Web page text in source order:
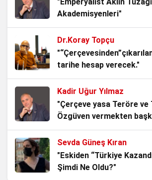
GÜVENLİK VE TERÖRİZM
POLİTİKASININ TÜRKİYE’YE OLASI
2 yıl önce
Ardındaki Güçler
2 yıl önce
2 yıl önce
BÖLGESEL ÇATIŞMALAR ve TÜRKİYE
Akademisyenleri"
Dr.Koray Topçu
tarihe hesap verecek."
Kadir Uğur Yılmaz
"Çerçeve yasa Teröre
Özgüven vermekten
YARAMAZ!"
Sevda Güneş Kıran
"Eskiden “Türkiye
Şimdi Ne Oldu?"